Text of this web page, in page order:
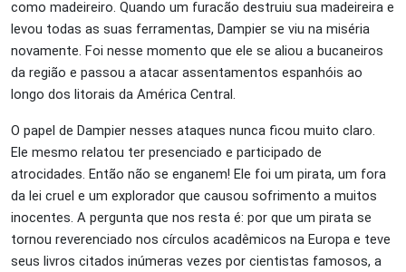
como madeireiro. Quando um furacão destruiu sua madeireira e
levou todas as suas ferramentas, Dampier se viu na miséria
novamente. Foi nesse momento que ele se aliou a bucaneiros
da região e passou a atacar assentamentos espanhóis ao
longo dos litorais da América Central.
O papel de Dampier nesses ataques nunca ficou muito claro.
Ele mesmo relatou ter presenciado e participado de
atrocidades. Então não se enganem! Ele foi um pirata, um fora
da lei cruel e um explorador que causou sofrimento a muitos
inocentes. A pergunta que nos resta é: por que um pirata se
tornou reverenciado nos círculos acadêmicos na Europa e teve
seus livros citados inúmeras vezes por cientistas famosos, a